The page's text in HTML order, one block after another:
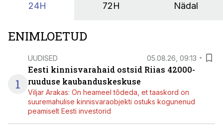
24H 72H Nädal
ENIMLOETUD
1
UUDISED 05.08.26, 09:13
Eesti kinnisvarahaid ostsid Riias 42000-
ruuduse kaubanduskeskuse
Viljar Arakas: On heameel tõdeda, et taaskord on
suuremahulise kinnisvaraobjekti ostuks kogunenud
peamiselt Eesti investorid